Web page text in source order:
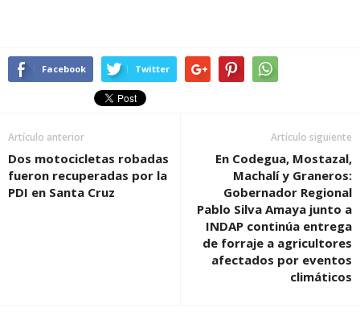
Facebook Twitter
Artículo anterior
Dos motocicletas robadas
fueron recuperadas por la
PDI en Santa Cruz
Artículo siguiente
En Codegua, Mostazal,
Machalí y Graneros:
Gobernador Regional
Pablo Silva Amaya junto a
INDAP continúa entrega
de forraje a agricultores
afectados por eventos
climáticos